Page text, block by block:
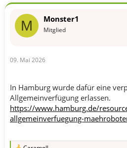
k
o
:
M Monster1
Mitglied
09. Mai 2026
In Hamburg wurde dafür eine
Allgemeinverfügung erlassen.
https://www.hamburg.de/
allgemeinverfuegung-